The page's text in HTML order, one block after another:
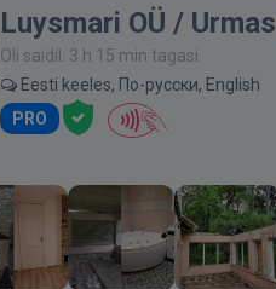
Luysmari OÜ / Urmas
Oli saidil: 3 h 15 min tagasi
Eesti keeles, По-русски, English
PRO